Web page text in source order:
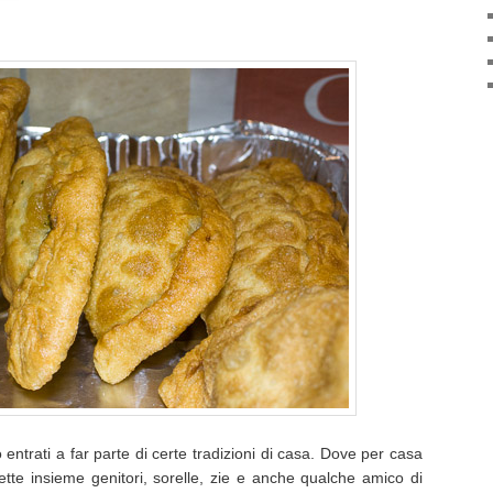
a far parte di certe tradizioni di casa. Dove per casa
insieme genitori, sorelle, zie e anche qualche amico di